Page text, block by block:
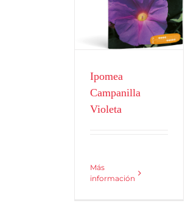
Flores
Ipomea
Campanilla
Violeta
Más
información